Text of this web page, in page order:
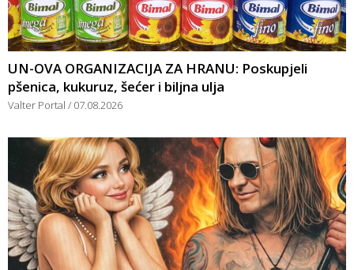
UN-OVA ORGANIZACIJA ZA HRANU: Poskupjeli
pšenica, kukuruz, šećer i biljna ulja
Valter Portal 07.08.2026